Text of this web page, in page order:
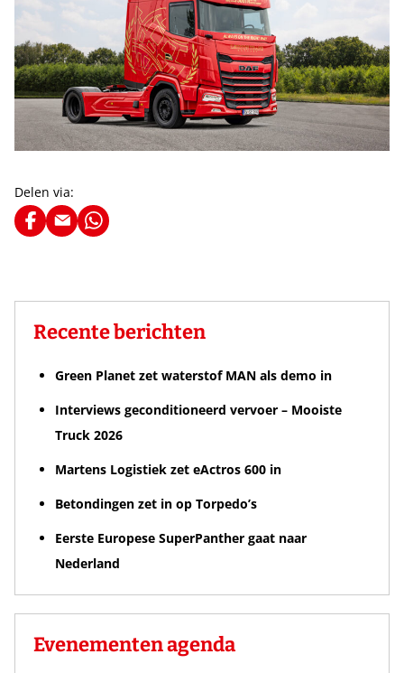
Delen via:
Recente berichten
Green Planet zet waterstof MAN als demo in
Interviews geconditioneerd vervoer – Mooiste
Truck 2026
Martens Logistiek zet eActros 600 in
Betondingen zet in op Torpedo’s
Eerste Europese SuperPanther gaat naar
Nederland
Evenementen agenda